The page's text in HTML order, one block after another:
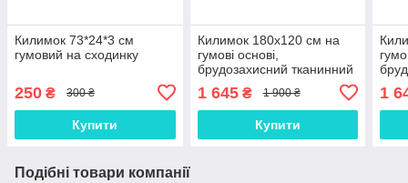
Килимок 73*24*3 см
гумовий на сходинку
250 ₴ 300 ₴
Купити
Килимок 180х120 см на
гумові основі,
брудозахисний тканинний
1 645₴ 1 900 ₴
Купити
1
Подібні товари компанії